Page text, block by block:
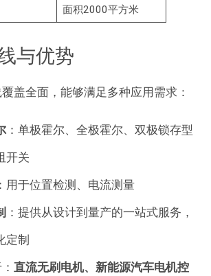
面积2000平方米
与优势
盖全面，能够满足多种应用需求 ：
：单极霍尔、全极霍尔、双极锁存型
开关
：用于位置检测、电流测量
：提供从设计到量产的一站式服务，
定制
直流无刷电机、新能源汽车电机控